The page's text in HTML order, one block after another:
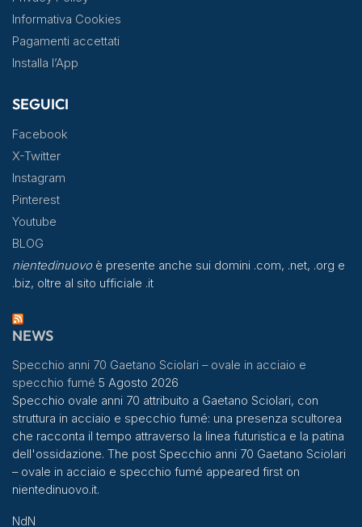
Informativa Cookies
Pagamenti accettati
Installa l’App
SEGUICI
Facebook
X-Twitter
Instagram
Pinterest
Youtube
BLOG
nientedinuovoè presente anche sui domini .com, .net, .org e
.biz, oltre al sito ufficiale .it
NEWS
Specchio anni 70 Gaetano Sciolari – ovale in acciaio e
specchio fumé 5 Agosto 2026
Specchio ovale anni 70 attribuito a Gaetano Sciolari, con
struttura in acciaio e specchio fumé: una presenza scultorea
che racconta il tempo attraverso la linea futuristica e la patina
dell'ossidazione. The post Specchio anni 70 Gaetano Sciolari
– ovale in acciaio e specchio fumé appeared first on
nientedinuovo.it.
NdN